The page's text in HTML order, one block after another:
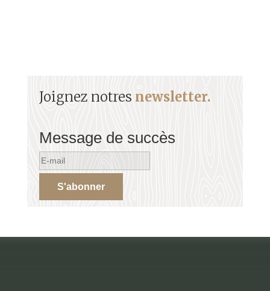
Joignez notres newsletter.
Message de succès
S'abonner